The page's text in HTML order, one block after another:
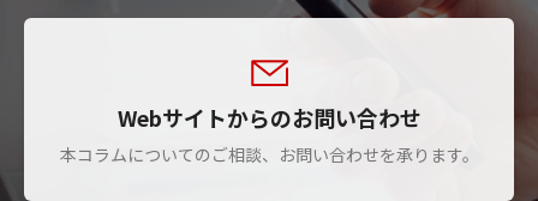
Webサイトからのお問い合わせ
本コラムについてのご相談、お問い合わせを承ります。